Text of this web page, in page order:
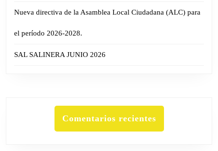
Nueva directiva de la Asamblea Local Ciudadana (ALC) para
el período 2026-2028.
SAL SALINERA JUNIO 2026
Comentarios recientes